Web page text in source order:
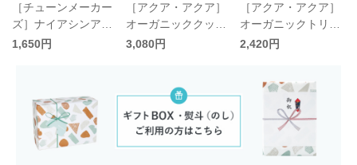
［チューンメーカー
ズ］ナイアシンアミ
ド／TUNEMAKERS
1,650円
［アクア・アクア］
オーガニッククッシ
ョンコンパクト リフ
3,080円
［アクア・アクア］
オーガニックトリー
トメントヴェール リ
2,420円